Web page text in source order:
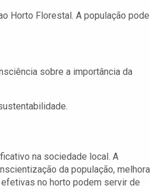
Horto Florestal. A população pode
sobre a importância da
na sociedade local. A
da população,
no horto podem servir de